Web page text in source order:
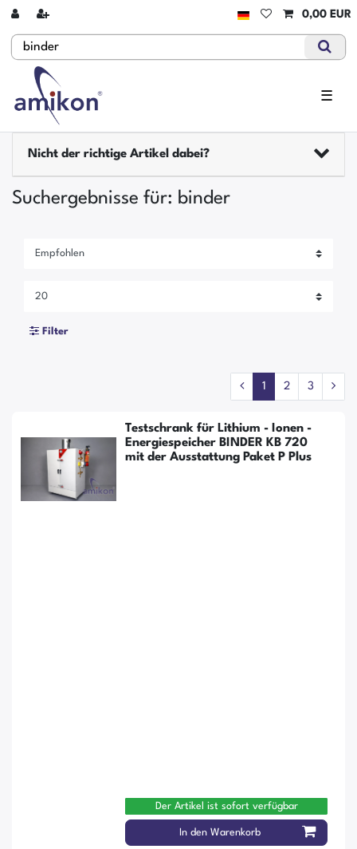
0,00 EUR
☰
Nicht der richtige Artikel dabei?
Suchergebnisse für: binder
Filter
1 2 3
Testschrank für Lithium - Ionen -
Energiespeicher BINDER KB 720
mit der Ausstattung Paket P Plus
Der Artikel ist sofort verfügbar
In den Warenkorb